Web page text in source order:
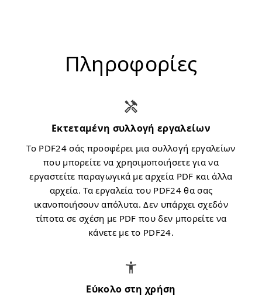
Πληροφορίες
Εκτεταμένη συλλογή εργαλείων
Το PDF24 σάς προσφέρει μια συλλογή εργαλείων
που μπορείτε να χρησιμοποιήσετε για να
εργαστείτε παραγωγικά με αρχεία PDF και άλλα
αρχεία. Τα εργαλεία του PDF24 θα σας
ικανοποιήσουν απόλυτα. Δεν υπάρχει σχεδόν
τίποτα σε σχέση με PDF που δεν μπορείτε να
κάνετε με το PDF24.
Εύκολο στη χρήση